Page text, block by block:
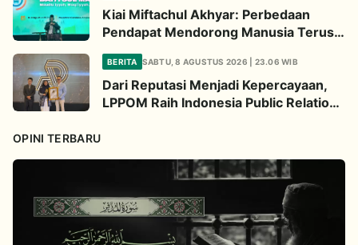
Kiai Miftachul Akhyar: Perbedaan
Pendapat Mendorong Manusia Terus
Berpikir Cari Solusi
BERITA SABTU, 8 AGUSTUS 2026 | 23.06 WIB
Dari Reputasi Menjadi Kepercayaan,
LPPOM Raih Indonesia Public Relations
OPINI TERBARU